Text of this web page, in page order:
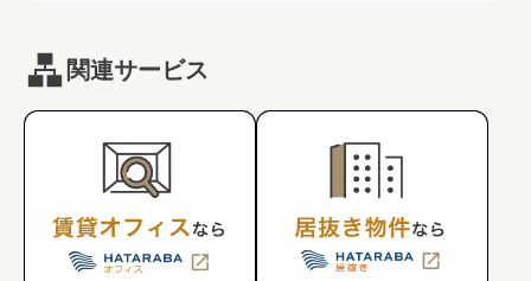
関連サービス